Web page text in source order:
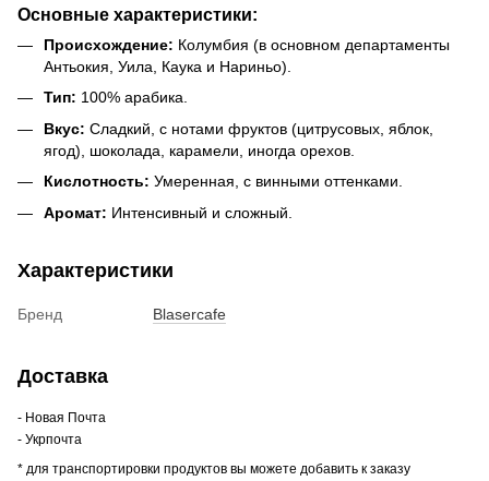
Основные характеристики:
Происхождение: Колумбия (в основном департаменты
Антьокия, Уила, Каука и Нариньо).
Тип: 100% арабика.
Вкус: Сладкий, с нотами фруктов (цитрусовых, яблок,
ягод), шоколада, карамели, иногда орехов.
Кислотность: Умеренная, с винными оттенками.
Аромат: Интенсивный и сложный.
Характеристики
Бренд Blasercafe
Доставка
- Новая Почта
- Укрпочта
* для транспортировки продуктов вы можете добавить к заказу